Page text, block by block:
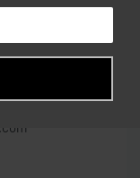
N° 215D